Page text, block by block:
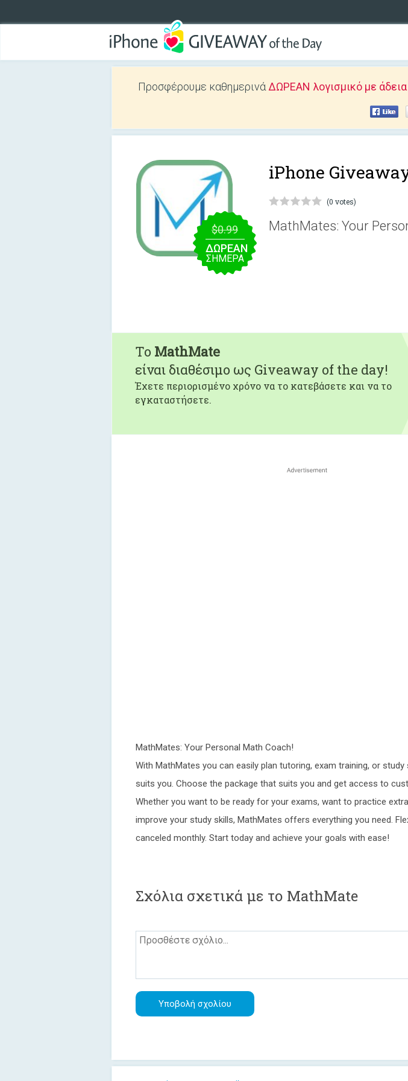
Προσφέρουμε καθημερινά ΔΩΡΕΑΝ λογισμικό με
$0.99
ΔΩΡΕΑΝ
ΣΉΜΕΡΑ
iPhone
(0 votes)
MathMates: Your
To MathMate
είναι διαθέσιμο ως Giveaway of the day!
Έχετε περιορισμένο χρόνο να το κατεβάσετε και να το
εγκαταστήσετε.
MathMates: Your Personal Math Coach!
With MathMates you can easily plan tutoring, exam training, or study
suits you. Choose the package that suits you and get access to
Whether you want to be ready for your exams, want to practice
improve your study skills, MathMates offers everything you need.
canceled monthly. Start today and achieve your goals with ease!
Σχόλια σχετικά με το MathMate